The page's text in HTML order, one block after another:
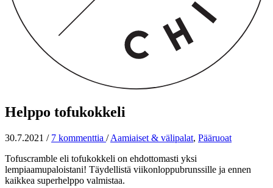
Helppo tofukokkeli
30.7.2021 / 7 kommenttia / Aamiaiset & välipalat, Pääruoat
Tofuscramble eli tofukokkeli on ehdottomasti yksi
lempiaamupaloistani! Täydellistä viikonloppubrunssille ja ennen
kaikkea superhelppo valmistaa.